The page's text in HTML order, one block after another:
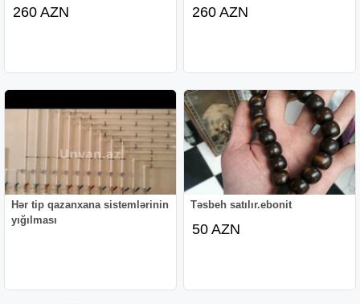
260 AZN 260 AZN
Hər tip qazanxana sistemlərinin
yığılması
Təsbeh satılır.ebonit
50 AZN